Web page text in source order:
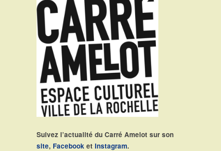
Suivez l’actualité du Carré Amelot sur son
site, Facebook et Instagram.